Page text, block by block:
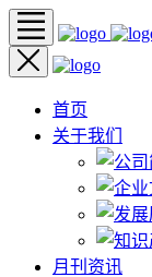
首页
关于我们
月刊资讯